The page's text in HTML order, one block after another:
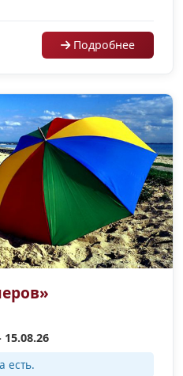
Подробнее
15.08.26
есть.